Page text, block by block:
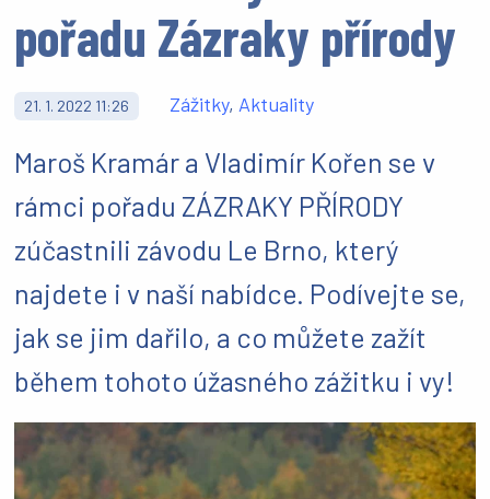
pořadu Zázraky přírody
21. 1. 2022 11:26 Zážitky, Aktuality
Maroš Kramár a Vladimír Kořen se v
rámci pořadu ZÁZRAKY PŘÍRODY
zúčastnili závodu Le Brno, který
najdete i v naší nabídce. Podívejte se,
jak se jim dařilo, a co můžete zažít
během tohoto úžasného zážitku i vy!